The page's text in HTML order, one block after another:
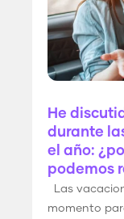
He
durante
el año:
podemos
Las
momento